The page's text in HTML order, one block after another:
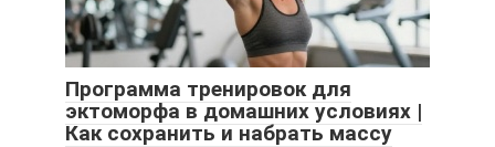
Программа тренировок для
эктоморфа в домашних условиях |
Как сохранить и набрать массу